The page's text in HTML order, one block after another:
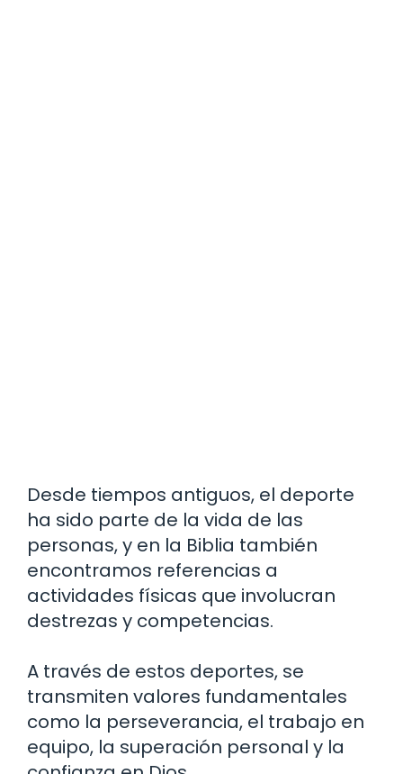
Desde tiempos antiguos, el deporte
ha sido parte de la vida de las
personas, y en la Biblia también
encontramos referencias a
actividades físicas que involucran
destrezas y competencias.
A través de estos deportes, se
transmiten valores fundamentales
como la perseverancia, el trabajo en
equipo, la superación personal y la